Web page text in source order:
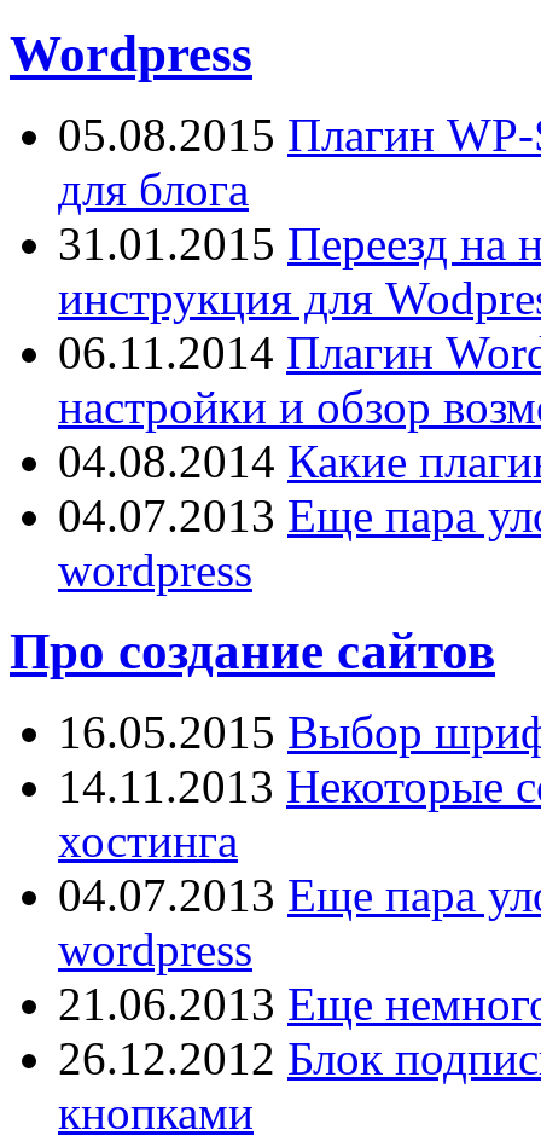
Wordpress
05.08.2015 Плагин WP-
для блога
31.01.2015 Переезд на
инструкция для
06.11.2014 Плагин
настройки и обзор
04.08.2014 Какие
04.07.2013 Еще пара
wordpress
Про создание сайтов
16.05.2015 Выбор
14.11.2013 Некоторые
хостинга
04.07.2013 Еще пара
wordpress
21.06.2013 Еще
26.12.2012 Блок
кнопками